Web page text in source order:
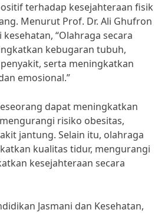
terhadap kesejahteraan fisik
Menurut Prof. Dr. Ali Ghufron
“Olahraga secara
kebugaran tubuh,
serta meningkatkan
emosional.”
dapat meningkatkan
risiko obesitas,
jantung. Selain itu, olahraga
kualitas tidur, mengurangi
kesejahteraan secara
Jasmani dan Kesehatan,